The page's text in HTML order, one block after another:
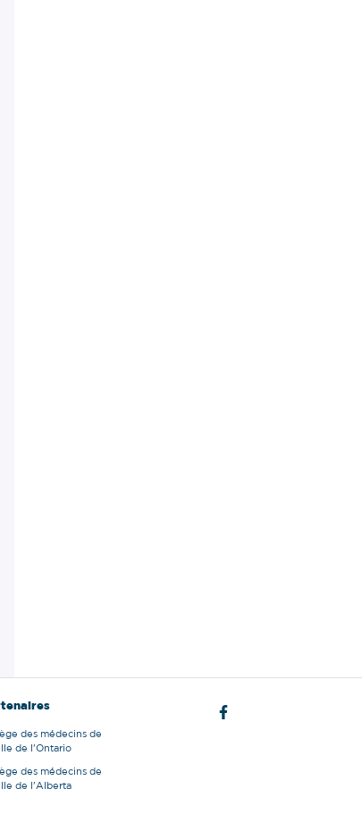
des médecins de
de l'Ontario
des médecins de
de l'Alberta